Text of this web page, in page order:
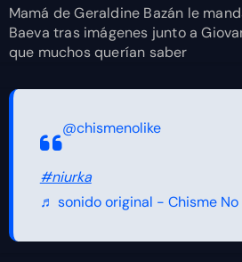
Mamá de Geraldine Bazán le
Baeva tras imágenes junto a
que muchos querían saber
@chismenolike
#niurka
♬ sonido original - Chisme No